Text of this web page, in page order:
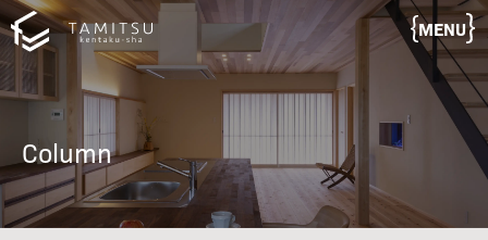
MENU
Column